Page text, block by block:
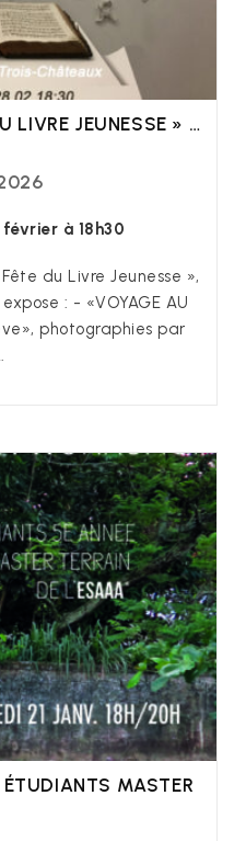
LIVRE JEUNESSE » …
à 18h30
du Livre Jeunesse »,
: - «VOYAGE AU
photographies par
MASTER